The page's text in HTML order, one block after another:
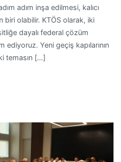
adım inşa edilmesi, kalıcı
biri olabilir. KTÖS olarak, iki
dayalı federal çözüm
Yeni geçiş kapılarının
temasın […]